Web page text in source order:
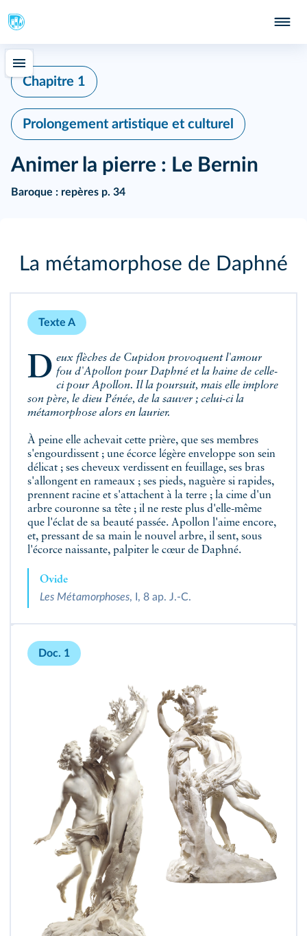
Chapitre 1
Prolongement artistique et culturel
Animer la pierre : Le Bernin
Baroque : repères p. 34
La métamorphose de Daphné
Texte A
Deux flèches de Cupidon provoquent l'amour fou d'Apollon pour Daphné et la haine de celle-
ci pour Apollon. Il la poursuit, mais elle implore
son père, le dieu Pénée, de la sauver ; celui-ci la
métamorphose alors en laurier.
À peine elle achevait cette prière, que ses membres
s'engourdissent ; une écorce légère enveloppe son sein
délicat ; ses cheveux verdissent en feuillage, ses bras
s'allongent en rameaux ; ses pieds, naguère si rapides,
prennent racine et s'attachent à la terre ; la cime d'un
arbre couronne sa tête ; il ne reste plus d'elle-même
que l'éclat de sa beauté passée. Apollon l'aime encore,
et, pressant de sa main le nouvel arbre, il sent, sous
l'écorce naissante, palpiter le cœur de Daphné.
Ovide
Les Métamorphoses, I, 8 ap. J.-C.
Doc. 1